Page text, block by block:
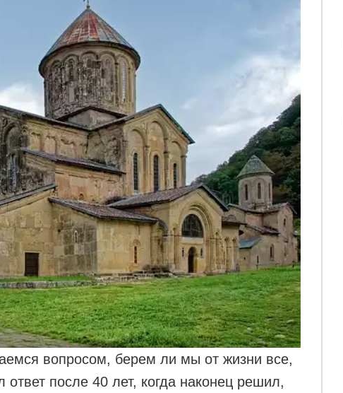
вопросом, берем ли мы от жизни все,
после 40 лет, когда наконец решил,